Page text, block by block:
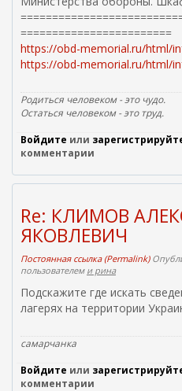
========================
https://obd-memorial.ru/html/
https://obd-memorial.ru/html/
Родиться человеком - это чудо.
Остаться человеком - это труд.
Войдите или
комментарии
Re: КЛИМОВ
ЯКОВЛЕВИЧ
Постоянная ссылка (Permalink)
пользователем и рина
Подскажите где искать
лагерях на территории
самарчанка
Войдите или
комментарии